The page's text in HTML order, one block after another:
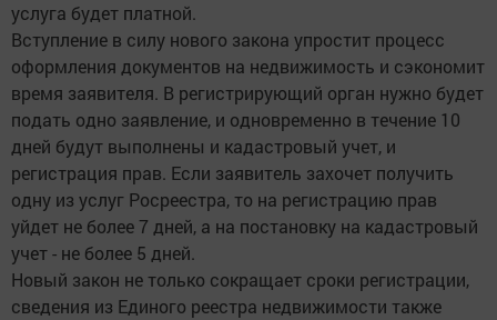
услуга будет платной.
Вступление в силу нового закона упростит процесс
оформления документов на недвижимость и сэкономит
время заявителя. В регистрирующий орган нужно будет
подать одно заявление, и одновременно в течение 10
дней будут выполнены и кадастровый учет, и
регистрация прав. Если заявитель захочет получить
одну из услуг Росреестра, то на регистрацию прав
уйдет не более 7 дней, а на постановку на кадастровый
учет - не более 5 дней.
Новый закон не только сокращает сроки регистрации,
сведения из Единого реестра недвижимости также